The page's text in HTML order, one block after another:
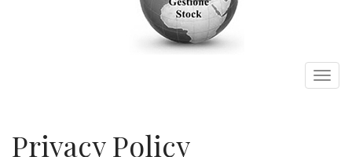
Privacy Policy